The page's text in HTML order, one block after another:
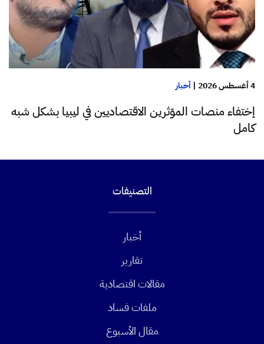
4 أغسطس 2026 | أخبار
إختفاء منصات المؤثرين الاقتصاديين في ليبيا بشكل شبه
كامل
التصنيفات
أخبار
تقارير
مقالات اقتصادية
ملفات فساد
مقال الأسبوع